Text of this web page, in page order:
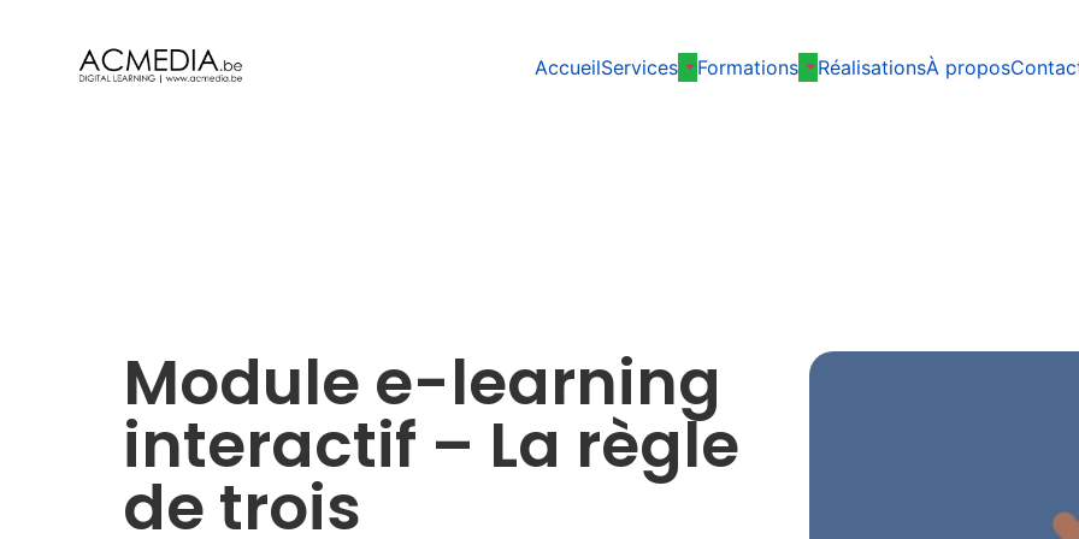
AccueilServices Formations RéalisationsÀ propos
Module e-learning
interactif – La règle
de trois